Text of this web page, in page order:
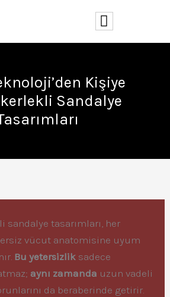
Kişiye
Sandalye
sandalye tasarımları, her
vücut anatomisine uyum
Bu yetersizlik sadece
aynı zamanda uzun vadeli
da beraberinde getirir.